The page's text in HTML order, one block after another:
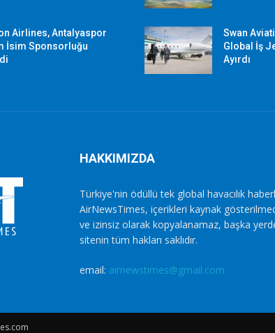
Airlines, Antalyaspor
İsim Sponsorluğu
Swan
Global İş
Ayırdı
HAKKIMIZDA
Türkiye'nin ödüllü tek global havacılık
AirNewsTimes, içerikleri kaynak
ve izinsiz olarak kopyalanamaz, başka
sitenin tüm hakları saklıdır.
email: airnewstimes@gmail.com